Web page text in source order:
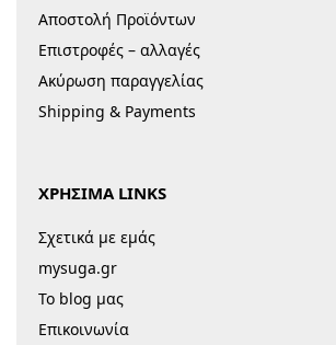
Αποστολή Προϊόντων
Επιστροφές – αλλαγές
Ακύρωση παραγγελίας
Shipping & Payments
ΧΡΗΣΙΜΑ LINKS
Σχετικά με εμάς
mysuga.gr
Το blog μας
Επικοινωνία